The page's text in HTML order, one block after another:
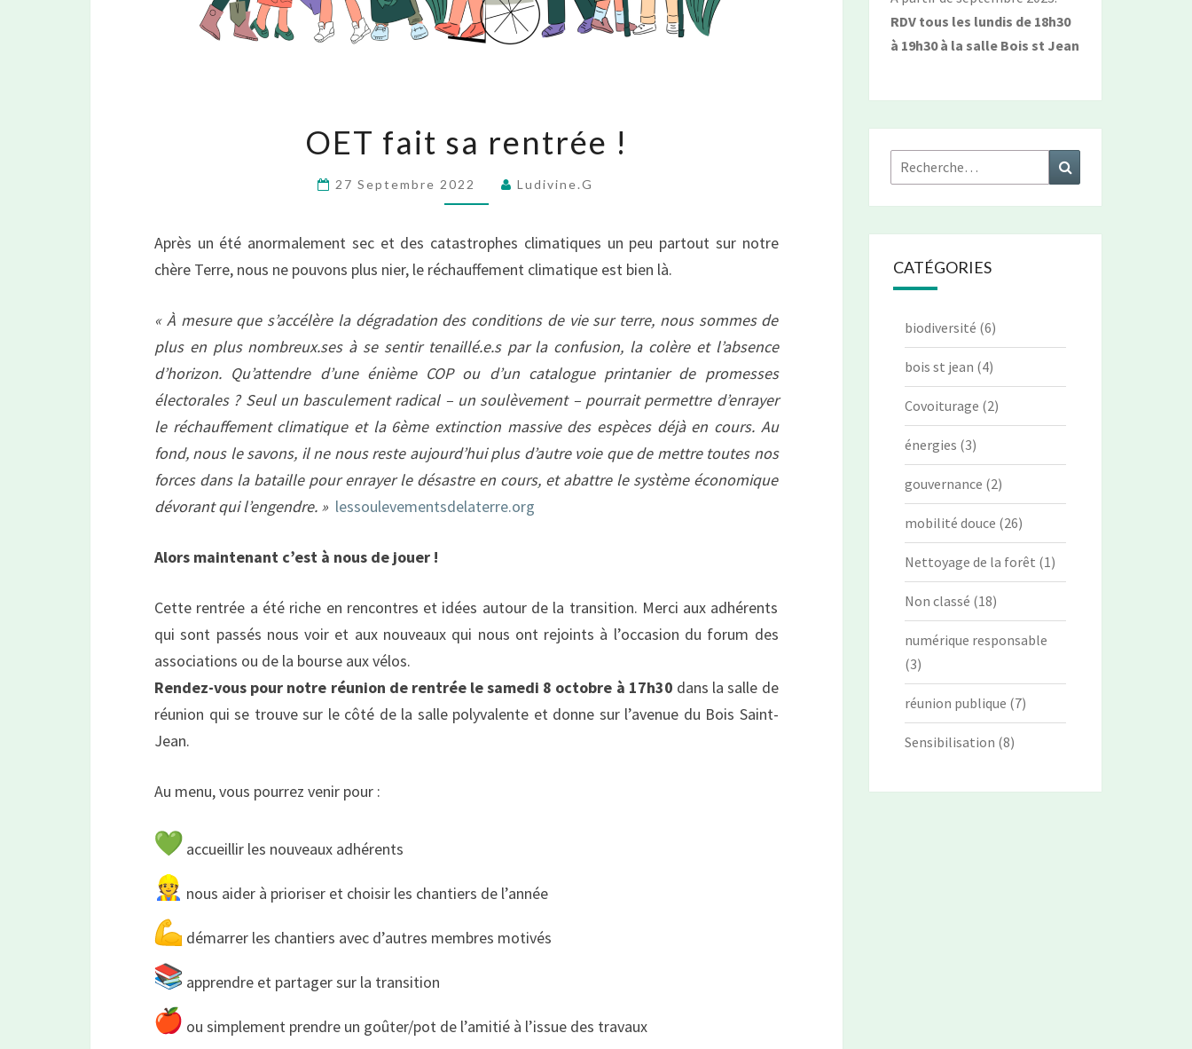
fait
OET fait sa rentrée !
27 Septembre 2022 Ludivine.G
Après un été anormalement sec et des catastrophes climatiques un peu partout sur notre
chère Terre, nous ne pouvons plus nier, le réchauffement climatique est bien là.
« À mesure que s’accélère la dégradation des conditions de vie sur terre, nous sommes de
plus en plus nombreux.ses à se sentir tenaillé.e.s par la confusion, la colère et l’absence
d’horizon. Qu’attendre d’une énième COP ou d’un catalogue printanier de promesses
électorales ? Seul un basculement radical – un soulèvement – pourrait permettre d’enrayer
le réchauffement climatique et la 6ème extinction massive des espèces déjà en cours. Au
fond, nous le savons, il ne nous reste aujourd’hui plus d’autre voie que de mettre toutes nos
forces dans la bataille pour enrayer le désastre en cours, et abattre le système économique
dévorant qui l’engendre. » lessoulevementsdelaterre.org
Alors maintenant c’est à nous de jouer !
Cette rentrée a été riche en rencontres et idées autour de la transition. Merci aux adhérents
qui sont passés nous voir et aux nouveaux qui nous ont rejoints à l’occasion du forum des
associations ou de la bourse aux vélos.
Rendez-vous pour notre réunion de rentrée le samedi 8 octobre à 17h30 dans la salle de
réunion qui se trouve sur le côté de la salle polyvalente et donne sur l’avenue du Bois Saint-
Jean.
Au menu, vous pourrez venir pour :
accueillir les nouveaux adhérents
nous aider à prioriser et choisir les chantiers de l’année
démarrer les chantiers avec d’autres membres motivés
apprendre et partager sur la transition
ou simplement prendre un goûter/pot de l’amitié à l’issue des travaux
RDV tous les lundis de 18h30
à 19h30 à la salle Bois st Jean
Rechercher :
CATÉGORIES
biodiversité (6)
bois st jean (4)
Covoiturage (2)
énergies (3)
gouvernance (2)
mobilité douce (26)
Nettoyage de la forêt (1)
Non classé (18)
numérique responsable
(3)
réunion publique (7)
Sensibilisation (8)